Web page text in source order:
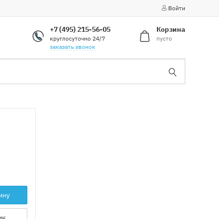
Войти
+7 (495) 215-56-05
круглосуточно 24/7
заказать звонок
Корзина
пусто